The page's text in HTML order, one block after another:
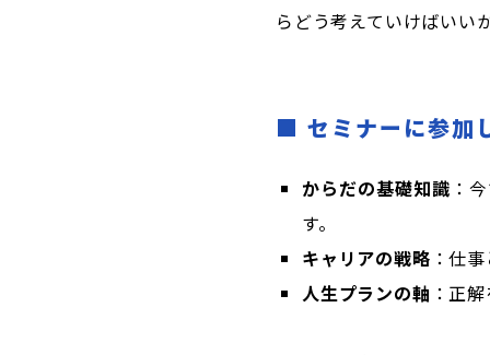
らどう考えていけばいい
■ セミナーに参加
からだの基礎知識 ：
す。
キャリアの戦略 ：仕
人生プランの軸 ：正